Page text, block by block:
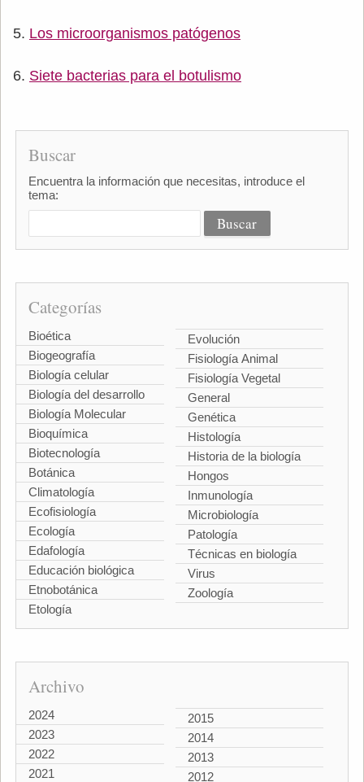
Los microorganismos patógenos
Siete bacterias para el botulismo
Buscar
Encuentra la información que necesitas, introduce el
tema:
Categorías
Bioética
Biogeografía
Biología celular
Biología del desarrollo
Biología Molecular
Bioquímica
Biotecnología
Botánica
Climatología
Ecofisiología
Ecología
Edafología
Educación biológica
Etnobotánica
Etología
Evolución
Fisiología Animal
Fisiología Vegetal
General
Genética
Histología
Historia de la biología
Hongos
Inmunología
Microbiología
Patología
Técnicas en biología
Virus
Zoología
Archivo
2024
2023
2022
2021
2015
2014
2013
2012